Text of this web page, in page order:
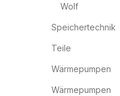
Wolf
Speichertechnik
Teile
Wärmepumpen
Wärmepumpen